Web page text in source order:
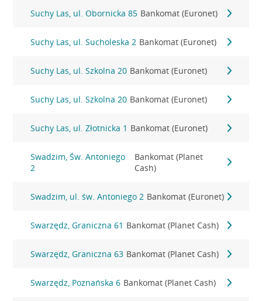
Suchy Las, ul. Obornicka 85 Bankomat (Euronet)
Suchy Las, ul. Sucholeska 2 Bankomat (Euronet)
Suchy Las, ul. Szkolna 20 Bankomat (Euronet)
Suchy Las, ul. Szkolna 20 Bankomat (Euronet)
Suchy Las, ul. Złotnicka 1 Bankomat (Euronet)
Swadzim, Św. Antoniego
2
Bankomat (Planet
Cash)
Swadzim, ul. św. Antoniego 2 Bankomat (Euronet)
Swarzędz, Graniczna 61 Bankomat (Planet Cash)
Swarzędz, Graniczna 63 Bankomat (Planet Cash)
Swarzędz, Poznańska 6 Bankomat (Planet Cash)